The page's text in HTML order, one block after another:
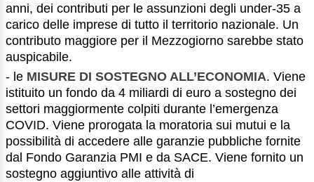
anni, dei contributi per le assunzioni degli under-35 a
carico delle imprese di tutto il territorio nazionale. Un
contributo maggiore per il Mezzogiorno sarebbe stato
auspicabile.
- le MISURE DI SOSTEGNO ALL’ECONOMIA. Viene
istituito un fondo da 4 miliardi di euro a sostegno dei
settori maggiormente colpiti durante l’emergenza
COVID. Viene prorogata la moratoria sui mutui e la
possibilità di accedere alle garanzie pubbliche fornite
dal Fondo Garanzia PMI e da SACE. Viene fornito un
sostegno aggiuntivo alle attività di